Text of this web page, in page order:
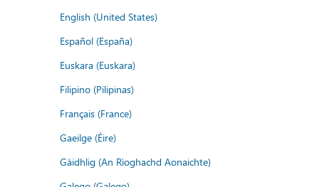
English (United States)
Español (España)
Euskara (Euskara)
Filipino (Pilipinas)
Français (France)
Gaeilge (Éire)
Gàidhlig (An Rìoghachd Aonaichte)